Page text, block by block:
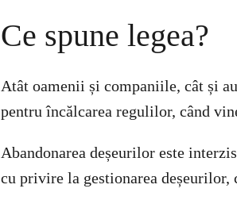
Ce spune legea?
Atât oamenii și companiile, cât și
pentru încălcarea regulilor, când
Abandonarea deșeurilor este
cu privire la gestionarea